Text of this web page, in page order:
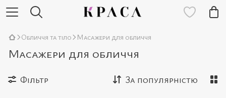
Обличчя та тіло Масажери для обличчя
Масажери для обличчя
Фільтр За популярністю